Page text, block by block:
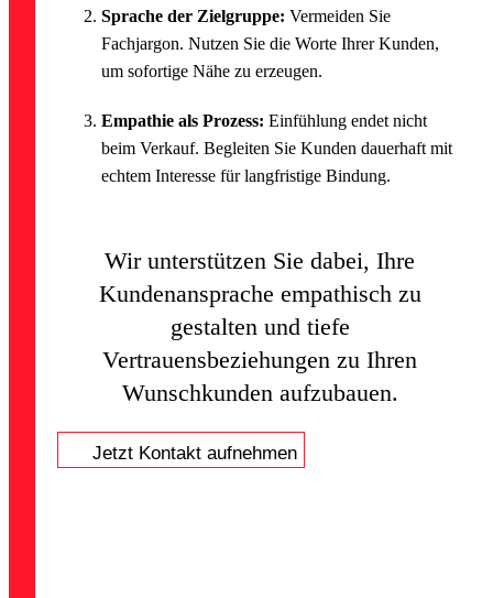
Sprache der Zielgruppe: Vermeiden Sie
Fachjargon. Nutzen Sie die Worte Ihrer Kunden,
um sofortige Nähe zu erzeugen.
Empathie als Prozess: Einfühlung endet nicht
beim Verkauf. Begleiten Sie Kunden dauerhaft mit
echtem Interesse für langfristige Bindung.
Wir unterstützen Sie dabei, Ihre
Kundenansprache empathisch zu
gestalten und tiefe
Vertrauensbeziehungen zu Ihren
Wunschkunden aufzubauen.
Jetzt Kontakt aufnehmen